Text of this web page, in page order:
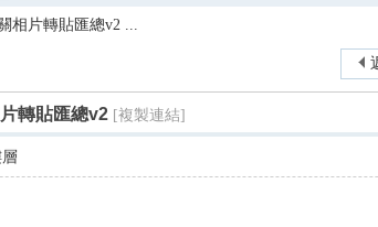
搜
相片轉貼匯總v2 ...
轉貼匯總v2 [複製連結]